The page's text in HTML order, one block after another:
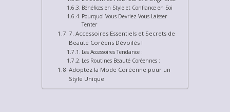
Bénéfices en Style et Confiance en Soi
Pourquoi Vous Devriez Vous Laisser
Tenter
7. Accessoires Essentiels et Secrets de
Beauté Coréens Dévoilés !
Les Accessoires Tendance :
Les Routines Beauté Coréennes :
Adoptez la Mode Coréenne pour un
Style Unique